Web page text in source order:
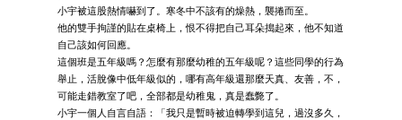
小宇被這股熱情嚇到了。寒冬中不該有的燥熱，襲捲而至。
他的雙手拘謹的貼在桌椅上，恨不得把自己耳朵搗起來，他不知道
自己該如何回應。
這個班是五年級嗎？怎麼有那麼幼稚的五年級呢？這些同學的行為
舉止，活脫像中低年級似的，哪有高年級還那麼天真、友善，不，
可能走錯教室了吧，全部都是幼稚鬼，真是蠢斃了。
小宇一個人自言自語：「我只是暫時被迫轉學到這兒，過沒多久，